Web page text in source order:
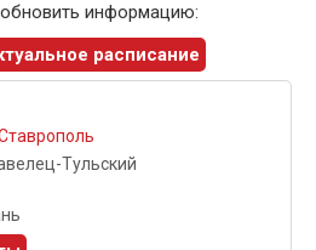
информацию:
расписание
Тульский